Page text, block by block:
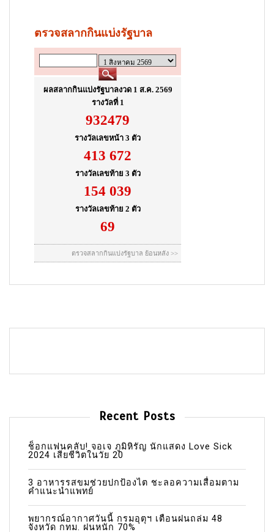
Recent Posts
ช็อกแฟนคลับ! จอเจ ภูมิหิรัญ นักแสดง Love Sick
2024 เสียชีวิตในวัย 20
3 อาหารรสขมช่วยปกป้องไต ชะลอความเสื่อมตาม
คำแนะนำแพทย์
พยากรณ์อากาศวันนี้ กรมอุตุฯ เตือนฝนถล่ม 48
จังหวัด กทม. ฝนหนัก 70%